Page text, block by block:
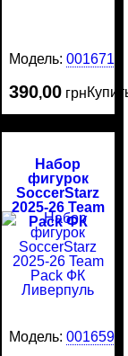
Модель: 0016716
390,00 грн
Набор
фигурок
SoccerStarz
2025-26 Team
Pack ФК
Ливерпуль
Модель: 0016595